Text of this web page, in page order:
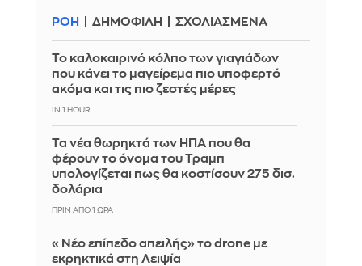
ΡΟΗ ΔΗΜΟΦΙΛΗ ΣΧΟΛΙΑΣΜΕΝΑ
Το καλοκαιρινό κόλπο των γιαγιάδων
που κάνει το μαγείρεμα πιο υποφερτό
ακόμα και τις πιο ζεστές μέρες
IN 1 HOUR
Τα νέα θωρηκτά των ΗΠΑ που θα
φέρουν το όνομα του Τραμπ
υπολογίζεται πως θα κοστίσουν 275 δισ.
δολάρια
ΠΡΙΝ ΑΠΌ 1 ΏΡΑ
«Νέο επίπεδο απειλής» το drone με
εκρηκτικά στη Λειψία